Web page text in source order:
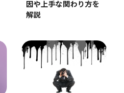
因や上手な関わり方を
解説